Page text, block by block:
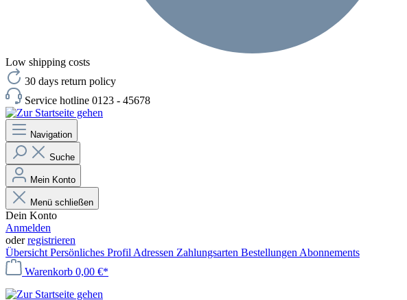
Low shipping costs
30 days return policy
Service hotline 0123 - 45678
Navigation
Suche
Mein Konto
Menü schließen
Dein Konto
Anmelden
oderregistrieren
Übersicht Persönliches Profil Adressen Zahlungsarten Bestellungen Abonnements
Warenkorb 0,00 €*